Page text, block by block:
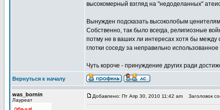
высокомерный взгляд на "недоделанных"
Вынужден подсказать высоколобым
Собственно, так было всегда, религиозные
потму не в ваших ли интересах хотя бы
глотки соседу за неправильно
Чуть короче - принуждение других ради
Вернуться к началу
was_bornin
Лауреат
Добавлено: Пт Апр 30, 2010 11:42 am Заголовок